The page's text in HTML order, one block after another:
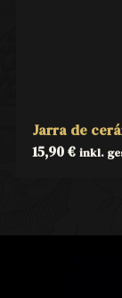
Jarra de
15,90€ inkl.